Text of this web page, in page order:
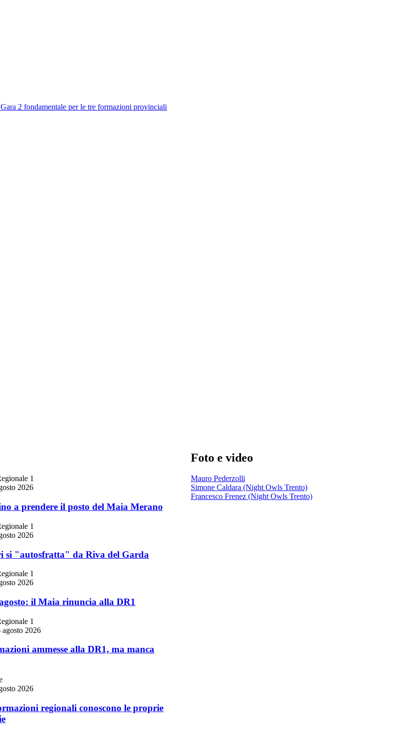
Gara 2 fondamentale per le tre formazioni provinciali
1
2026
a prendere il posto del Maia Merano
1
2026
si "autosfratta" da Riva del Garda
1
2026
il Maia rinuncia alla DR1
1
2026
ammesse alla DR1, ma manca
2026
regionali conoscono le proprie
Foto e video
Mauro Pederzolli
Simone Caldara (Night Owls Trento)
Francesco Frenez (Night Owls Trento)